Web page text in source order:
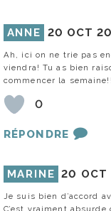
ANNE 20 OCT
Ah, ici on ne trie pas
viendra! Tu as bien
commencer la
0
RÉPONDRE
MARINE 20
Je suis bien d’accord
C’est vraiment absurde